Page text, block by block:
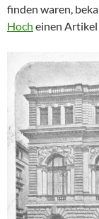
finden waren,
Hoch einen